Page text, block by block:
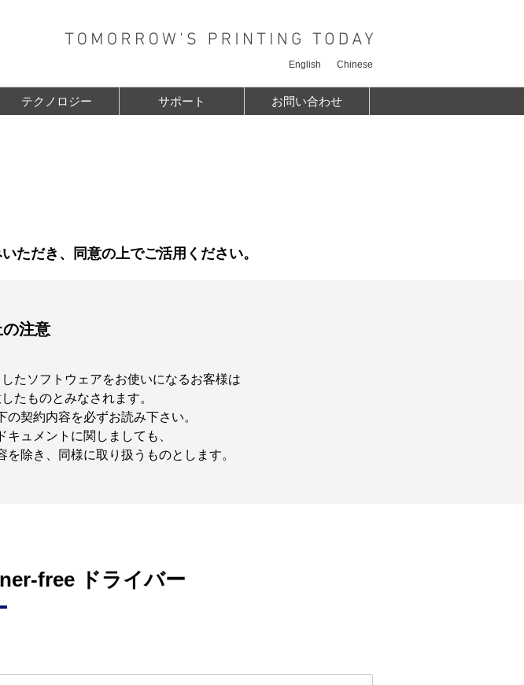
Chinese
English
テクノロジー サポート お問い合わせ
ただき、同意の上でご活用ください。
注意
たソフトウェアをお使いになるお客様は
たものとみなされます。
契約内容を必ずお読み下さい。
ュメントに関しましても、
除き、同様に取り扱うものとします。
freeドライバー